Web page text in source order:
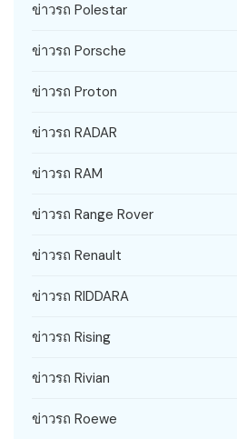
ข่าวรถ Polestar
ข่าวรถ Porsche
ข่าวรถ Proton
ข่าวรถ RADAR
ข่าวรถ RAM
ข่าวรถ Range Rover
ข่าวรถ Renault
ข่าวรถ RIDDARA
ข่าวรถ Rising
ข่าวรถ Rivian
ข่าวรถ Roewe